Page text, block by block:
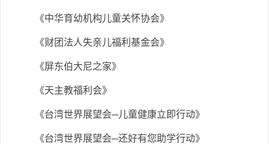
《中华育幼机构儿童关怀协会》
《财团法人失亲儿福利基金会》
《屏东伯大尼之家》
《天主教福利会》
《台湾世界展望会─儿童健康立即行动》
《台湾世界展望会─还好有您助学行动》